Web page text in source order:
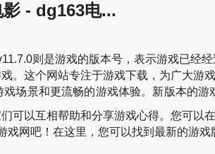
影 - dg163电...
则是游戏的版本号，表示游戏已经经
这个网站专注于游戏下载，为广大游
场景和更流畅的游戏体验。新版本的
以互相帮助和分享游戏心得。您可以
网吧！在这里，您可以找到最新的游戏